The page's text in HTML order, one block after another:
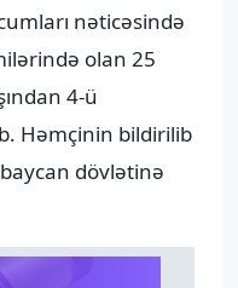
nəticəsində
olan 25
4-ü
Həmçinin bildirilib
dövlətinə